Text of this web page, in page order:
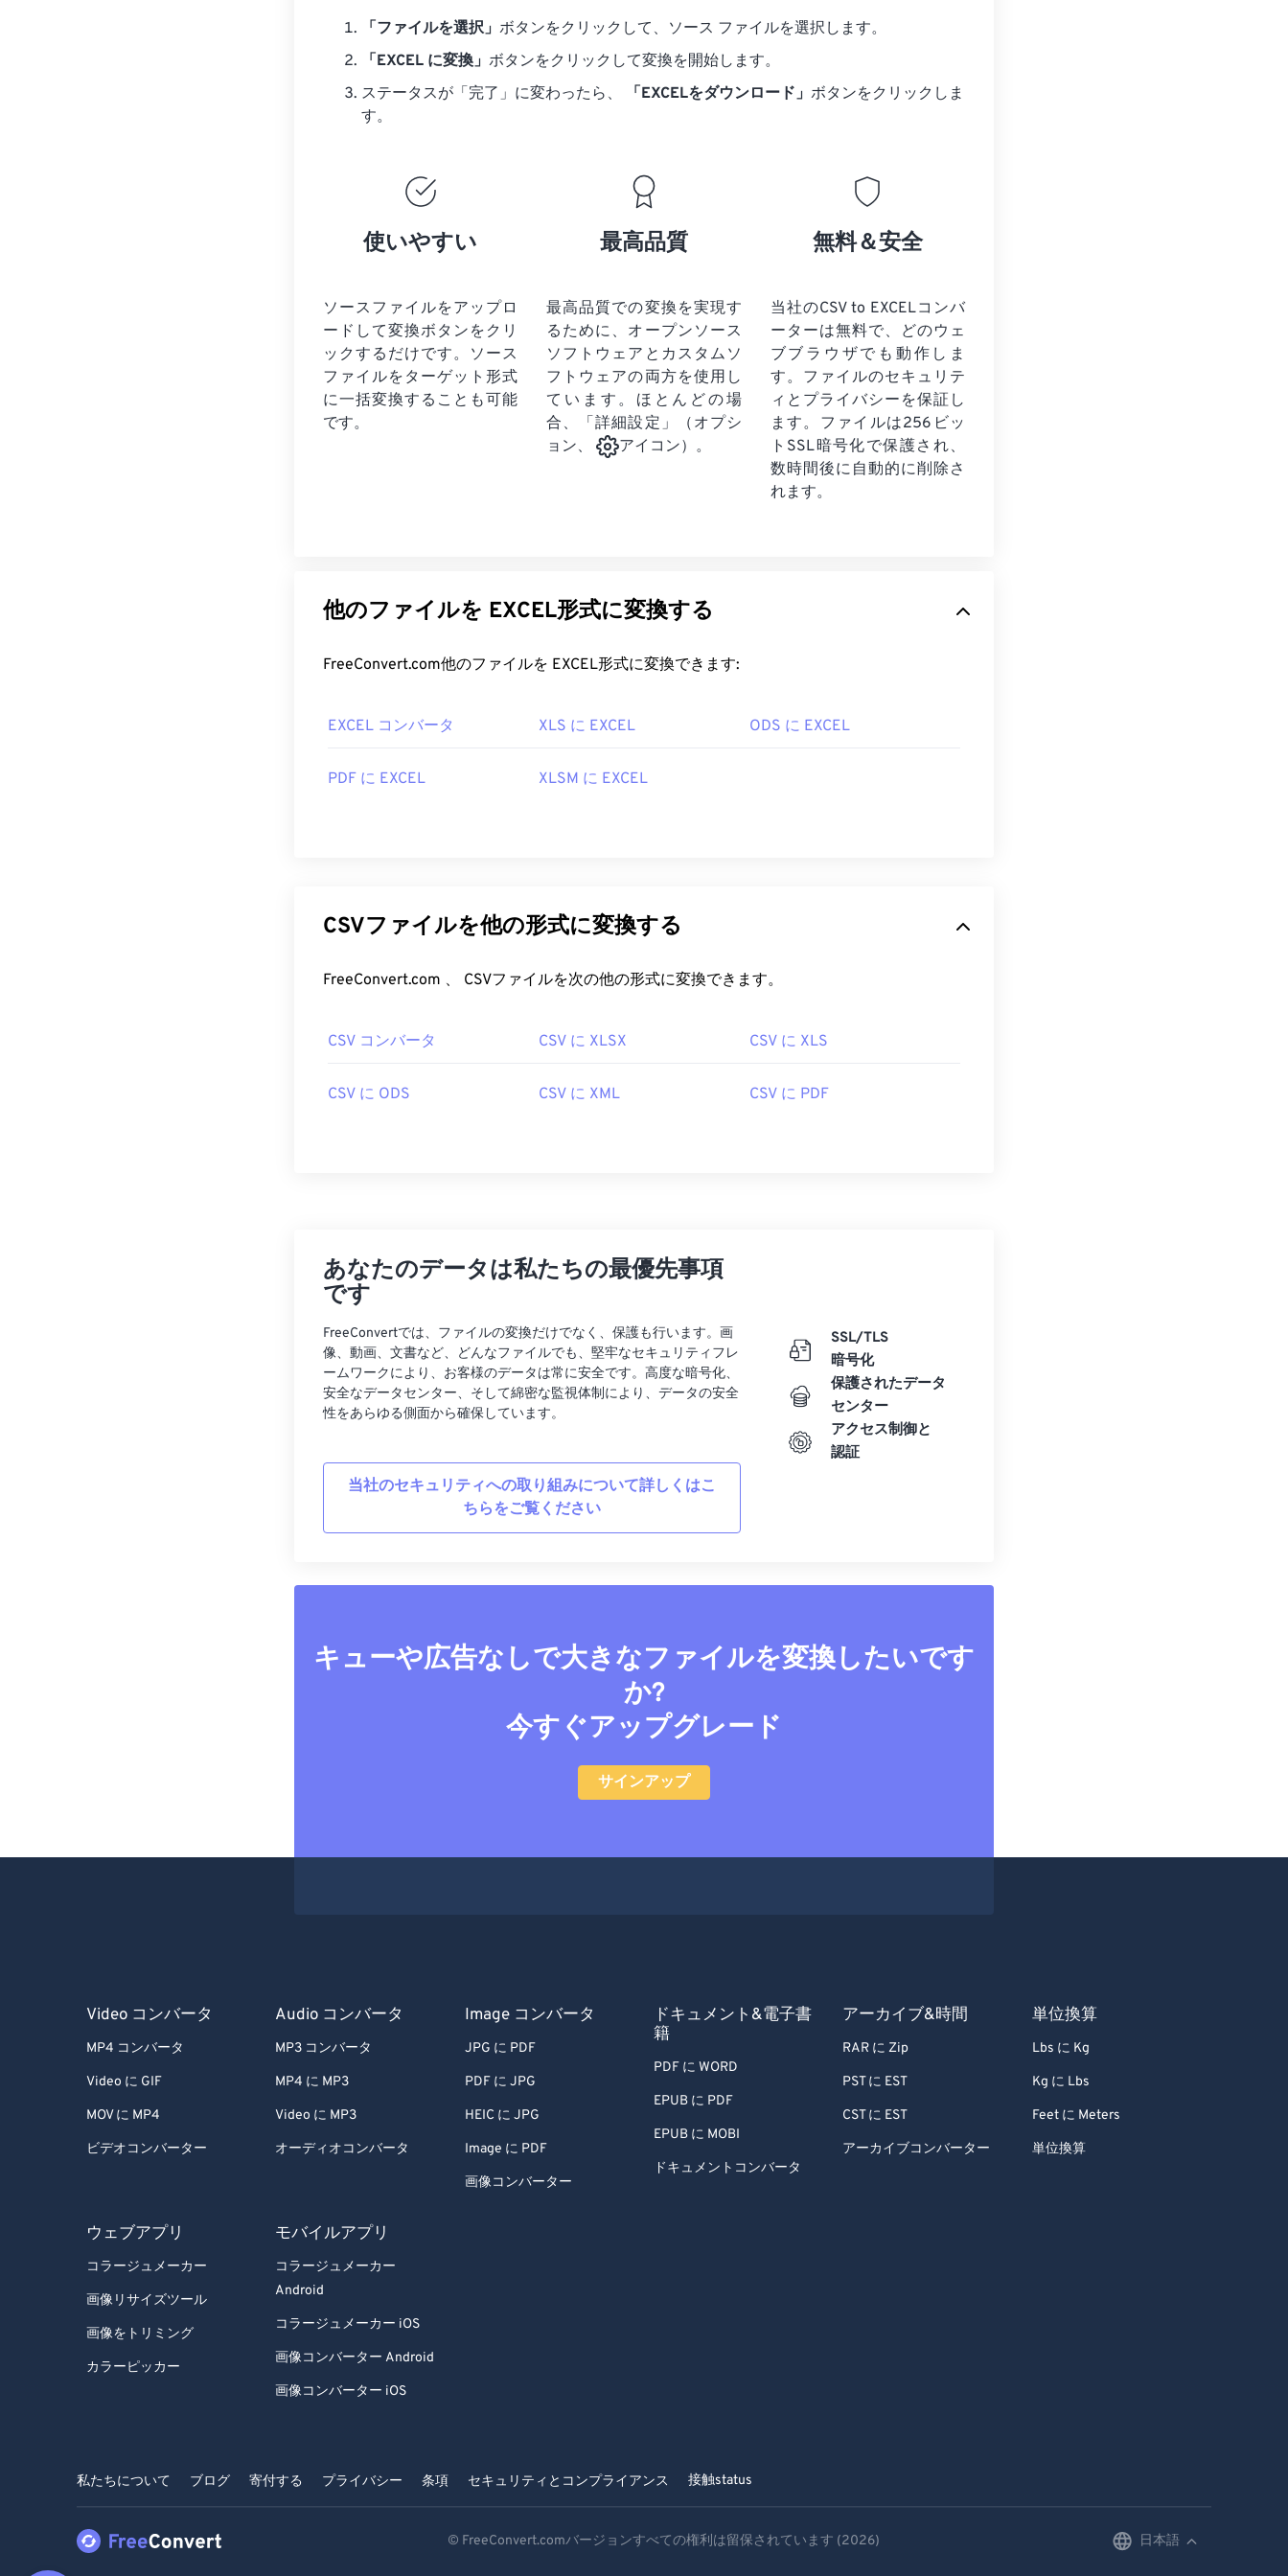
「ファイルを選択」 ボタンをクリックして、ソース ファイルを選択します。
「EXCEL に変換」 ボタンをクリックして変換を開始します。
ステータスが「完了」に変わったら、
「EXCELをダウンロード」 ボタンをクリックしま
す。
使いやすい
ソースファイルをアップロ
ードして変換ボタンをクリ
ックするだけです。 ソース
ファイルを ターゲット形式
に一括変換することも可能
です。
最高品質
最高品質での変換を実現す
るために、オープンソース
ソフトウェアとカスタムソ
フトウェアの両方を使用し
ています。ほとんどの場
合、「詳細設定」（オプシ
ョン、
アイコン）。
無料＆安全
当社のCSV to EXCELコンバ
ーターは無料で、どのウェ
ブブラウザでも動作しま
す。ファイルのセキュリテ
ィとプライバシーを保証し
ます。ファイルは256ビッ
トSSL暗号化で保護され、
数時間後に自動的に削除さ
れます。
他のファイルを EXCEL形式に変換する
FreeConvert.com他のファイルを EXCEL形式に変換できます:
EXCEL コンバータ XLS に EXCEL ODS に EXCEL
PDF に EXCEL XLSM に EXCEL
CSVファイルを他の形式に変換する
FreeConvert.com 、 CSVファイルを次の他の形式に変換できます。
CSV コンバータ CSV に XLSX CSV に XLS
CSV に ODS CSV に XML CSV に PDF
あなたのデータは私たちの最優先事項
です
FreeConvertでは、ファイルの変換だけでなく、保護も行います。画
像、動画、文書など、どんなファイルでも、堅牢なセキュリティフレ
ームワークにより、お客様のデータは常に安全です。高度な暗号化、
安全なデータセンター、そして綿密な監視体制により、データの安全
性をあらゆる側面から確保しています。
当社のセキュリティへの取り組みについて詳しくはこ
ちらをご覧ください
SSL/TLS
暗号化
保護されたデータ
センター
アクセス制御と
認証
キューや広告なしで大きなファイルを変換したいです
か?
今すぐアップグレード
サインアップ
Video コンバータ
MP4 コンバータ
Video に GIF
MOV に MP4
ビデオコンバーター
Audio コンバータ
MP3 コンバータ
MP4 に MP3
Video に MP3
オーディオコンバータ
Image コンバータ
JPG に PDF
PDF に JPG
HEIC に JPG
Image に PDF
画像コンバーター
ドキュメント&電子書
籍
PDF に WORD
EPUB に PDF
EPUB に MOBI
ドキュメントコンバータ
アーカイブ&時間
RAR に Zip
PST に EST
CST に EST
アーカイブコンバーター
単位換算
Lbs に Kg
Kg に Lbs
Feet に Meters
単位換算
ウェブアプリ
コラージュメーカー
画像リサイズツール
画像をトリミング
カラーピッカー
モバイルアプリ
コラージュメーカー
Android
コラージュメーカー iOS
画像コンバーター Android
画像コンバーター iOS
私たちについて ブログ 寄付する プライバシー 条項 セキュリティとコンプライアンス 接触status
© FreeConvert.comバージョンすべての権利は留保されています (2026) 日本語